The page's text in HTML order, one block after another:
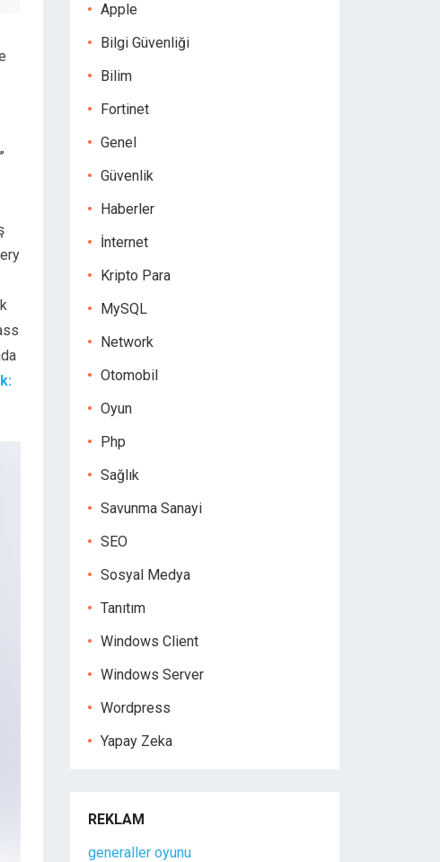
Apple
Bilgi Güvenliği
Bilim
Fortinet
Genel
Güvenlik
Haberler
İnternet
Kripto Para
MySQL
Network
Otomobil
Oyun
Php
Sağlık
Savunma Sanayi
SEO
Sosyal Medya
Tanıtım
Windows Client
Windows Server
Wordpress
Yapay Zeka
REKLAM
generaller oyunu